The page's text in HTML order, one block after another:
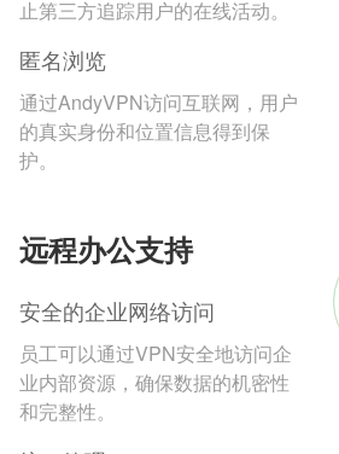
止第三方追踪用户的在线活动。
匿名浏览
通过AndyVPN访问互联网，用户
的真实身份和位置信息得到保
护。
远程办公支持
安全的企业网络访问
员工可以通过VPN安全地访问企
业内部资源，确保数据的机密性
和完整性。